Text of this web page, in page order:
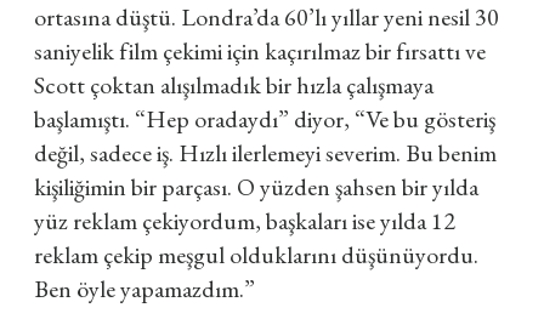
ortasına düştü. Londra’da 60’lı yıllar yeni nesil 30
saniyelik film çekimi için kaçırılmaz bir fırsattı ve
Scott çoktan alışılmadık bir hızla çalışmaya
başlamıştı. “Hep oradaydı” diyor, “Ve bu gösteriş
değil, sadece iş. Hızlı ilerlemeyi severim. Bu benim
kişiliğimin bir parçası. O yüzden şahsen bir yılda
yüz reklam çekiyordum, başkaları ise yılda 12
reklam çekip meşgul olduklarını düşünüyordu.
Ben öyle yapamazdım.”